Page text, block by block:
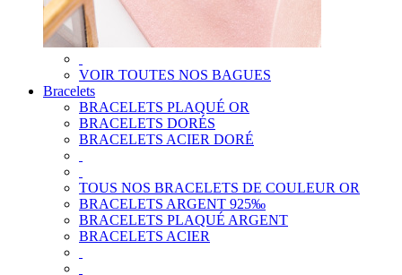
VOIR TOUTES NOS BAGUES
Bracelets
BRACELETS PLAQUÉ OR
BRACELETS DORÉS
BRACELETS ACIER DORÉ
TOUS NOS BRACELETS DE COULEUR OR
BRACELETS ARGENT 925‰
BRACELETS PLAQUÉ ARGENT
BRACELETS ACIER